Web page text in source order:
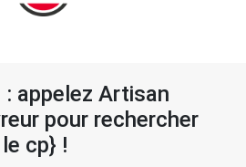
appelez Artisan
pour rechercher
cp} !